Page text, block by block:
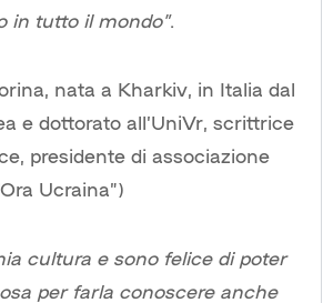
in tutto il mondo”.
nata a Kharkiv, in Italia dal
e dottorato all’UniVr, scrittrice
presidente di associazione
Ucraina”)
cultura e sono felice di poter
per farla conoscere anche